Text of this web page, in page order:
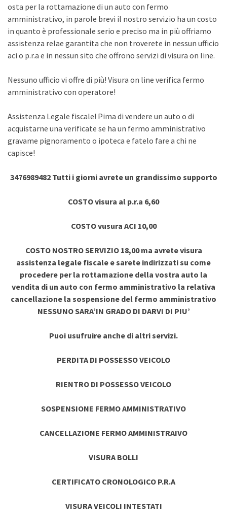
osta per la rottamazione di un auto con fermo
amministrativo, in parole brevi il nostro servizio ha un costo
in quanto è professionale serio e preciso ma in più offriamo
assistenza relae garantita che non troverete in nessun ufficio
aci o p.r.a e in nessun sito che offrono servizi di visura on line.
Nessuno ufficio vi offre di più! Visura on line verifica fermo
amministrativo con operatore!
Assistenza Legale fiscale! Pima di vendere un auto o di
acquistarne una verificate se ha un fermo amministrativo
gravame pignoramento o ipoteca e fatelo fare a chi ne
capisce!
3476989482 Tutti i giorni avrete un grandissimo supporto
COSTO visura al p.r.a 6,60
COSTO vusura ACI 10,00
COSTO NOSTRO SERVIZIO 18,00 ma avrete visura
assistenza legale fiscale e sarete indirizzati su come
procedere per la rottamazione della vostra auto la
vendita di un auto con fermo amministrativo la relativa
cancellazione la sospensione del fermo amministrativo
NESSUNO SARA’IN GRADO DI DARVI DI PIU’
Puoi usufruire anche di altri servizi.
PERDITA DI POSSESSO VEICOLO
RIENTRO DI POSSESSO VEICOLO
SOSPENSIONE FERMO AMMINISTRATIVO
CANCELLAZIONE FERMO AMMINISTRAIVO
VISURA BOLLI
CERTIFICATO CRONOLOGICO P.R.A
VISURA VEICOLI INTESTATI